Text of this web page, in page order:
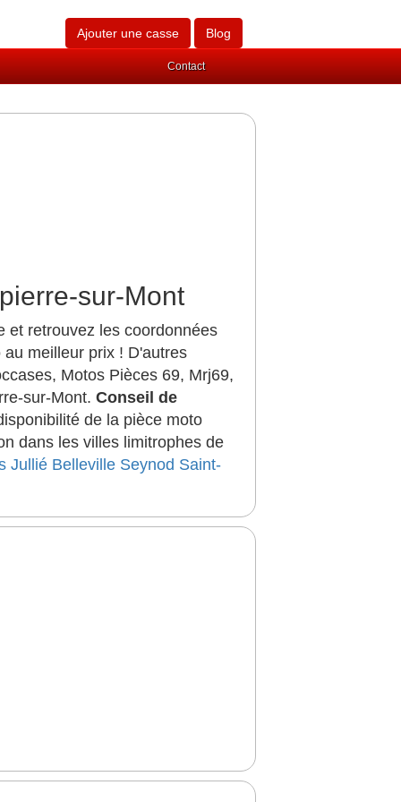
Ajouter une casse Blog
Contact
sur-Mont
et retrouvez les coordonnées
meilleur prix ! D'autres
Motos Pièces 69, Mrj69,
sur-Mont. Conseil de
de la pièce moto
dans les villes limitrophes de
Jullié Belleville Seynod Saint-